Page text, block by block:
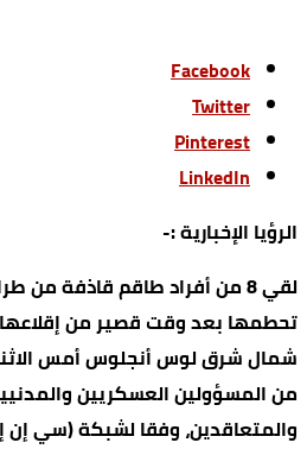
Facebook
Twitter
Pinterest
LinkedIn
الرؤيا الإخبارية :-
تحطمها بعد وقت قصير من إقلاعها
شمال شرق لوس أنجلوس أمس
من المسؤولين العسكريين
والمتعاقدين، وفقا لشبكة (سي إن